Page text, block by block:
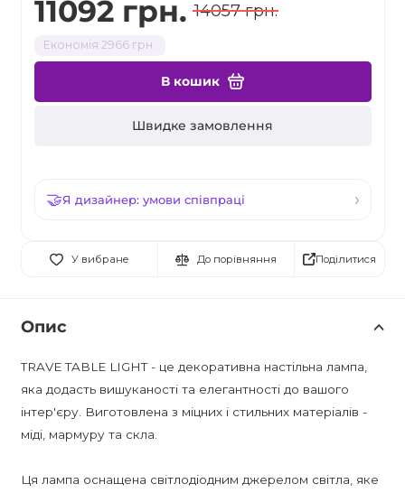
11092 грн. 14057 грн.
Економія 2966 грн.
В кошик
Швидке замовлення
Я дизайнер: умови співпраці
У вибране До порівняння Поділитися
Опис
TRAVE TABLE LIGHT - це декоративна настільна лампа,
яка додасть вишуканості та елегантності до вашого
інтер'єру. Виготовлена з міцних і стильних матеріалів -
міді, мармуру та скла.
Ця лампа оснащена світлодіодним джерелом світла, яке